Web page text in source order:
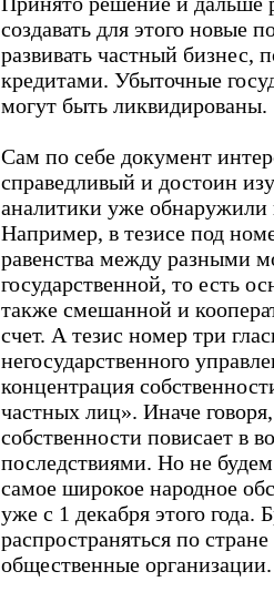
создавать для этого новые
развивать частный бизнес,
кредитами. Убыточные
могут быть ликвидированы.
Сам по себе документ
справедливый и достоин
аналитики уже обнаружили
Например, в тезисе под
равенства между разными
государственной, то есть
также смешанной и
счет. А тезис номер три
негосударственного
концентрация
частных лиц». Иначе
собственности повисает в
последствиями. Но не
самое широкое народное
уже с 1 декабря этого года.
распространяться по
общественные организации.